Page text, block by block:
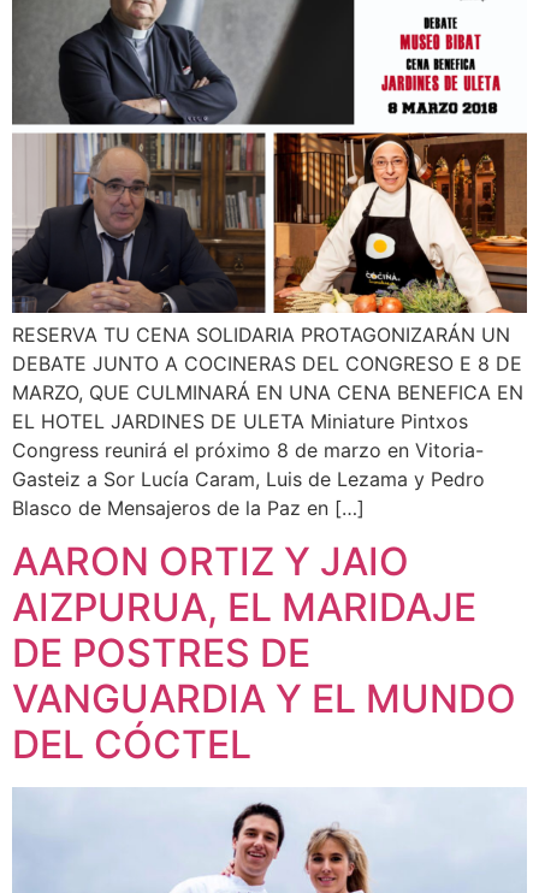
RESERVA TU CENA SOLIDARIA PROTAGONIZARÁN UN
DEBATE JUNTO A COCINERAS DEL CONGRESO E 8 DE
MARZO, QUE CULMINARÁ EN UNA CENA BENEFICA EN
EL HOTEL JARDINES DE ULETA Miniature Pintxos
Congress reunirá el próximo 8 de marzo en Vitoria-
Gasteiz a Sor Lucía Caram, Luis de Lezama y Pedro
Blasco de Mensajeros de la Paz en […]
AARON ORTIZ Y JAIO
AIZPURUA, EL MARIDAJE
DE POSTRES DE
VANGUARDIA Y EL MUNDO
DEL CÓCTEL